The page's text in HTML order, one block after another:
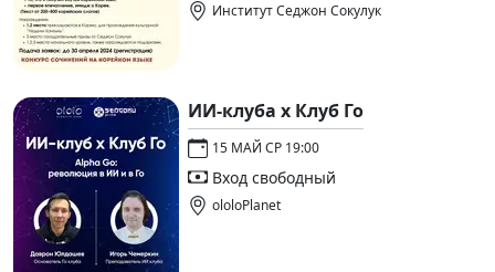
Институт Седжон Сокулук
ИИ-клуба x Клуб Го
15 МАЙ СР 19:00
Вход свободный
ololoPlanet